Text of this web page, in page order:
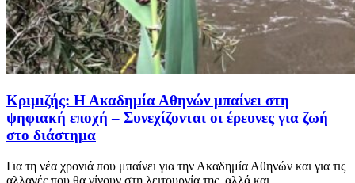
Κριμιζής: Η Ακαδημία Αθηνών μπαίνει στη
ψηφιακή εποχή – Συνεχίζονται οι έρευνες για ζωή
στο διάστημα
Για τη νέα χρονιά που μπαίνει για την Ακαδημία Αθηνών και για τις